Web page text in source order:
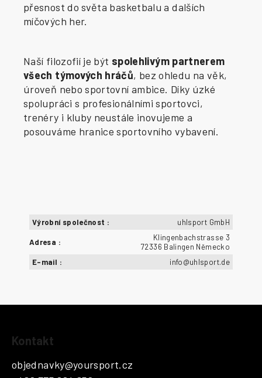
přesnost do světa basketbalu a dalších
míčových her.
Naší filozofií je být spolehlivým partnerem
všech týmových hráčů, bez ohledu na věk,
úroveň nebo sportovní ambice. Díky úzké
spolupráci s profesionálními sportovci,
trenéry i kluby neustále inovujeme a
posouváme hranice sportovního vybavení.
Výrobní společnost : uhlsport GmbH
Adresa :
Klingenbachstrasse 3
72336 Balingen Německo
E-mail : info@uhlsport.de
Kontakt
objednavky@yoursport.cz